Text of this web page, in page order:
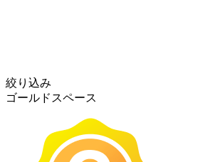
絞り込み
ゴールドスペース